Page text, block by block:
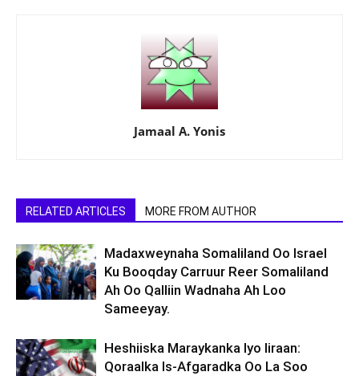
Jamaal A. Yonis
RELATED ARTICLES MORE FROM AUTHOR
Madaxweynaha Somaliland Oo Israel
Ku Booqday Carruur Reer Somaliland
Ah Oo Qalliin Wadnaha Ah Loo
Sameeyay.
Heshiiska Maraykanka Iyo Iiraan:
Qoraalka Is-Afgaradka Oo La Soo